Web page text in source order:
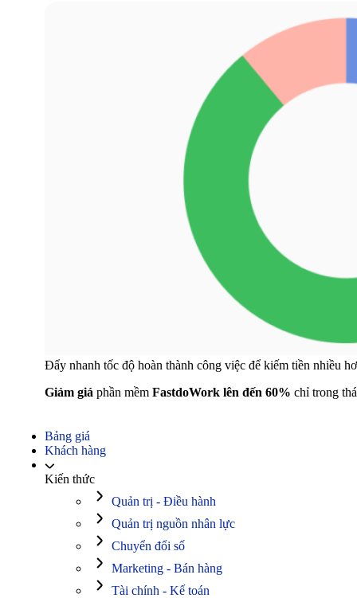
Đẩy nhanh tốc độ hoàn thành công việc để kiếm tiền nhiều
Giảm giá phần mềm FastdoWork lên đến 60% chỉ trong
Bảng giá
Khách hàng
Kiến thức
Quản trị - Điều hành
Quản trị nguồn nhân lực
Chuyển đổi số
Marketing - Bán hàng
Tài chính - Kế toán